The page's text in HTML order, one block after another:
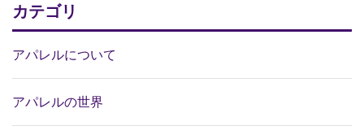
カテゴリ
アパレルについて
アパレルの世界